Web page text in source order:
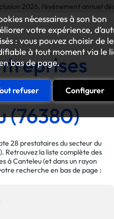
nécessaires à son bon
votre expérience,
: vous pouvez choisir de
à tout moment via le
bas de page.
refuser Configurer
l'événement annuel dédié aux
la ville de
(76380)
28 prestataires du secteur du
Retrouvez la liste complète des
à Canteleu (et dans un rayon
recherche en bas de page :